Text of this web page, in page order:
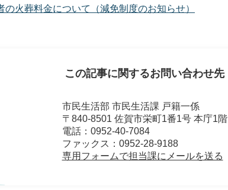
の火葬料金について（減免制度のお知らせ）
この記事に関するお問い合わせ先
市民生活部 市民生活課 戸籍一係
〒840-8501 佐賀市栄町1番1号 本庁1階
電話：0952-40-7084
ファックス：0952-28-9188
専用フォームで担当課にメールを送る